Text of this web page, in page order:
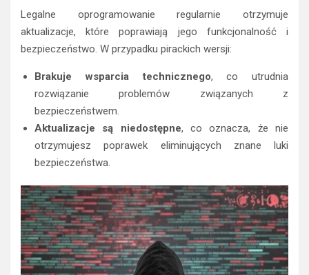
Legalne oprogramowanie regularnie otrzymuje
aktualizacje, które poprawiają jego funkcjonalność i
bezpieczeństwo. W przypadku pirackich wersji:
Brakuje wsparcia technicznego, co utrudnia
rozwiązanie problemów związanych z
bezpieczeństwem.
Aktualizacje są niedostępne, co oznacza, że nie
otrzymujesz poprawek eliminujących znane luki
bezpieczeństwa.